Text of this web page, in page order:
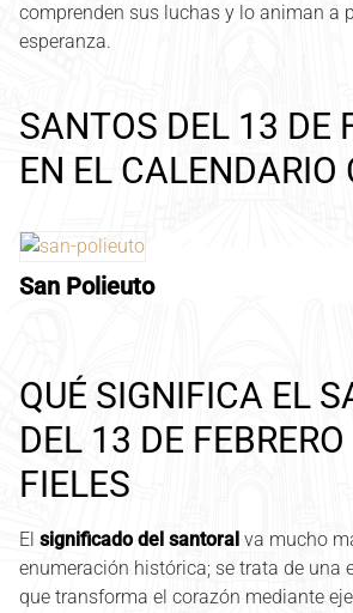
comprenden sus luchas y lo animan a
esperanza.
SANTOS DEL 13 DE
EN EL CALENDARIO
San Polieuto
QUÉ SIGNIFICA EL
DEL 13 DE
FIELES
El significado del santoral va mucho
enumeración histórica; se trata de una
que transforma el corazón mediante